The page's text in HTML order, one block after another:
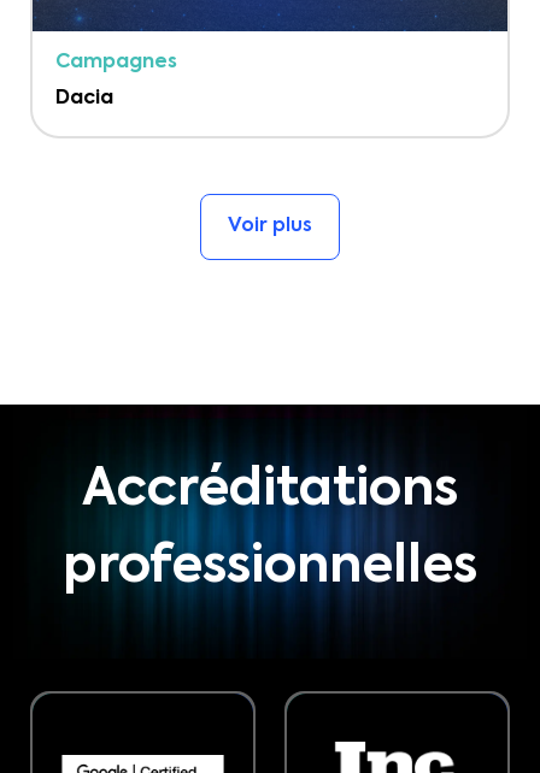
Campagnes
Dacia
Voir plus
Accréditations
professionnelles